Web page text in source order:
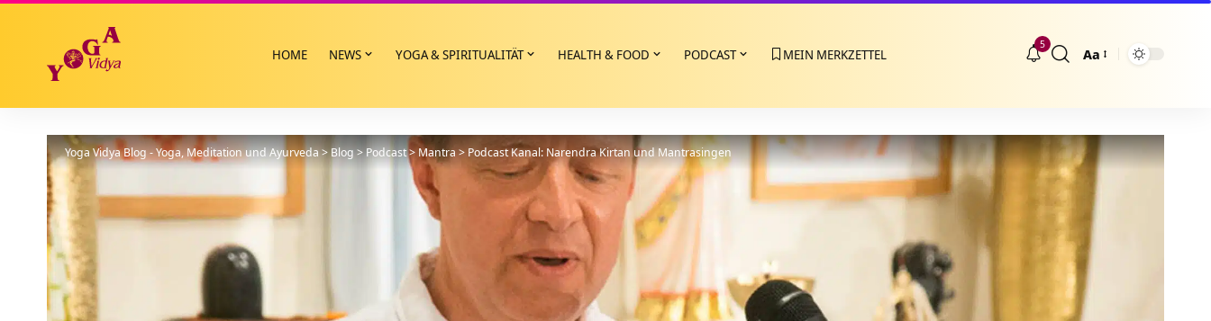
HOME NEWS YOGA & SPIRITUALITÄT HEALTH & FOOD PODCAST MEIN MERKZETTEL
5
Größenänderung
Aa
Yoga Vidya Blog - Yoga, Meditation und Ayurveda>Blog>Podcast>Mantra>Podcast Kanal: Narendra Kirtan und Mantrasingen